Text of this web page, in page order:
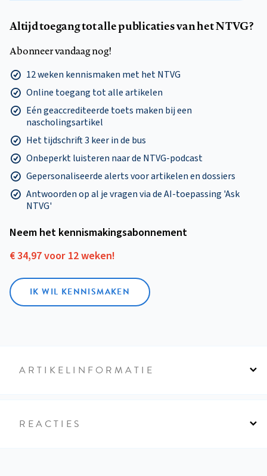
Altijd toegang tot alle publicaties van het NTVG?
Abonneer vandaag nog!
12 weken kennismaken met het NTVG
Online toegang tot alle artikelen
Eén geaccrediteerde toets maken bij een
nascholingsartikel
Het tijdschrift 3 keer in de bus
Onbeperkt luisteren naar de NTVG-podcast
Gepersonaliseerde alerts voor artikelen en dossiers
Antwoorden op al je vragen via de AI-toepassing 'Ask
NTVG'
Neem het kennismakings­abonnement
€ 34,97 voor 12 weken!
IK WIL KENNISMAKEN
ARTIKELINFORMATIE
REACTIES